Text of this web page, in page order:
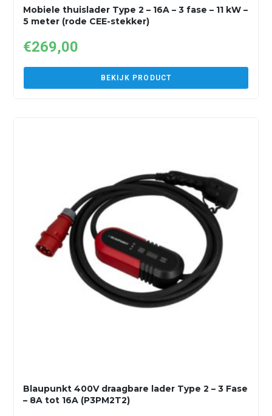
Mobiele thuislader Type 2 – 16A – 3 fase – 11 kW –
5 meter (rode CEE-stekker)
€269,00
BEKIJK PRODUCT
Blaupunkt 400V draagbare lader Type 2 – 3 Fase
– 8A tot 16A (P3PM2T2)